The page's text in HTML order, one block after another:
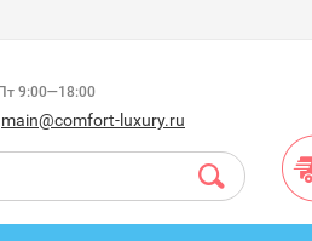
9:00—18:00
main@comfort-luxury.ru